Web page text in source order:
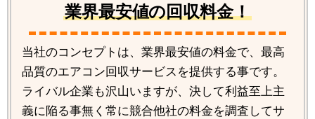
業界最安値の回収料金！
当社のコンセプトは、業界最安値の料金で、最高
品質のエアコン回収サービスを提供する事です。
ライバル企業も沢山いますが、決して利益至上主
義に陥る事無く常に競合他社の料金を調査してサ